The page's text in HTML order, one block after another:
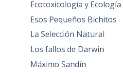
Ecotoxicología y Ecología
Esos Pequeños Bichitos
La Selección Natural
Los fallos de Darwin
Máximo Sandín